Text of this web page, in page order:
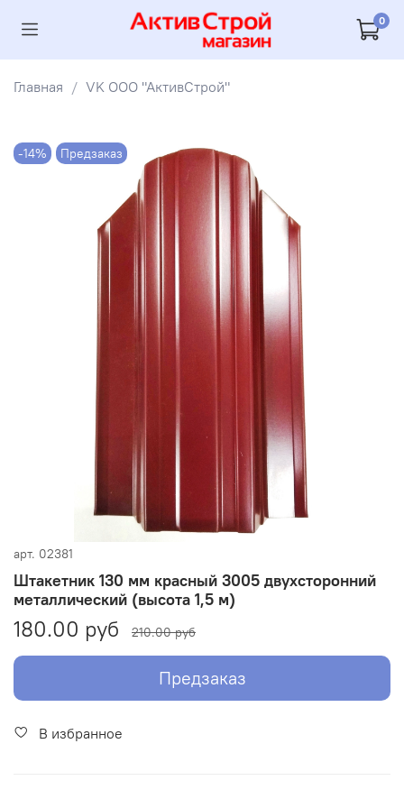
0
Главная VK ООО "АктивСтрой"
-14% Предзаказ
арт. 02381
Штакетник 130 мм красный 3005 двухсторонний
металлический (высота 1,5 м)
180.00 руб 210.00 руб
Предзаказ
В избранное